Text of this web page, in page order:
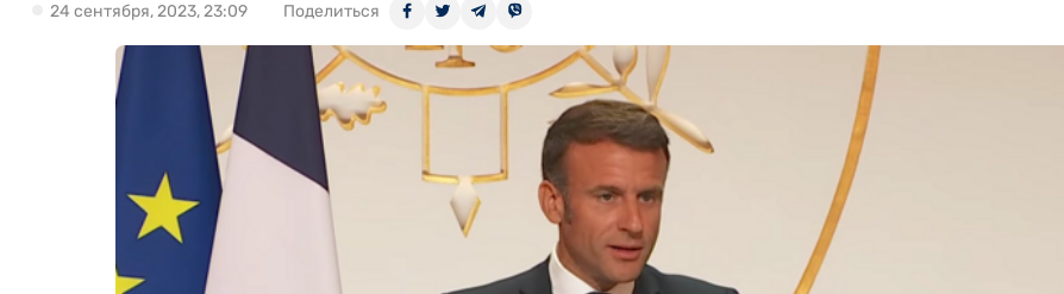
24 сентября, 2023, 23:09 Поделиться